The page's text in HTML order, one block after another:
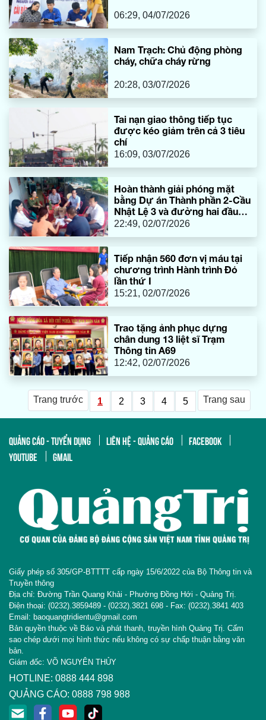
06:29, 04/07/2026
Nam Trạch: Chủ động phòng
cháy, chữa cháy rừng
20:28, 03/07/2026
Tai nạn giao thông tiếp tục
được kéo giảm trên cả 3 tiêu
chí
16:09, 03/07/2026
Hoàn thành giải phóng mặt
bằng Dự án Thành phần 2-Cầu
Nhật Lệ 3 và đường hai đầu
cầu
22:49, 02/07/2026
Tiếp nhận 560 đơn vị máu tại
chương trình Hành trình Đỏ
lần thứ I
15:21, 02/07/2026
Trao tặng ảnh phục dựng
chân dung 13 liệt sĩ Trạm
Thông tin A69
12:42, 02/07/2026
Trang trước 1 2 3 4 5 Trang sau
QUẢNG CÁO - TUYỂN DỤNG LIÊN HỆ - QUẢNG CÁO
FACEBOOK
YOUTUBE
GMAIL
Giấy phép số 305/GP-BTTTT cấp ngày 15/6/2022 của Bộ Thông tin và
Truyền thông
Địa chỉ: Đường Trần Quang Khải - Phường Đồng Hới - Quảng Trị.
Điện thoại: (0232).3859489 - (0232).3821 698 - Fax: (0232).3841 403
Email: baoquangtridientu@gmail.com
Bản quyền thuộc về Báo và phát thanh, truyền hình Quảng Trị. Cấm
sao chép dưới mọi hình thức nếu không có sự chấp thuận bằng văn
bản.
Giám đốc: VÕ NGUYÊN THỦY
HOTLINE: 0888 444 898
QUẢNG CÁO: 0888 798 988